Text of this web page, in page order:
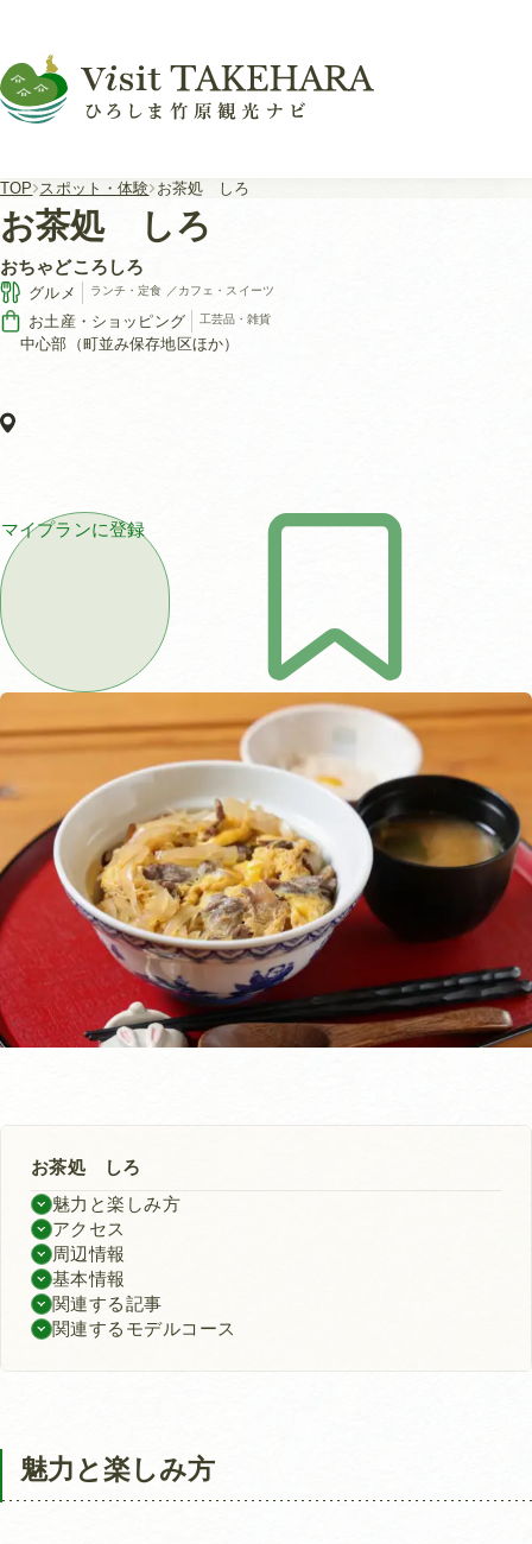
TOP スポット・体験 お茶処 しろ
お茶処 しろ
おちゃどころしろ
グルメ ランチ・定食 ／カフェ・スイーツ
お土産・ショッピング 工芸品・雑貨
中心部（町並み保存地区ほか）
マイプランに登録
お茶処 しろ
魅力と楽しみ方
アクセス
周辺情報
基本情報
関連する記事
関連するモデルコース
魅力と楽しみ方